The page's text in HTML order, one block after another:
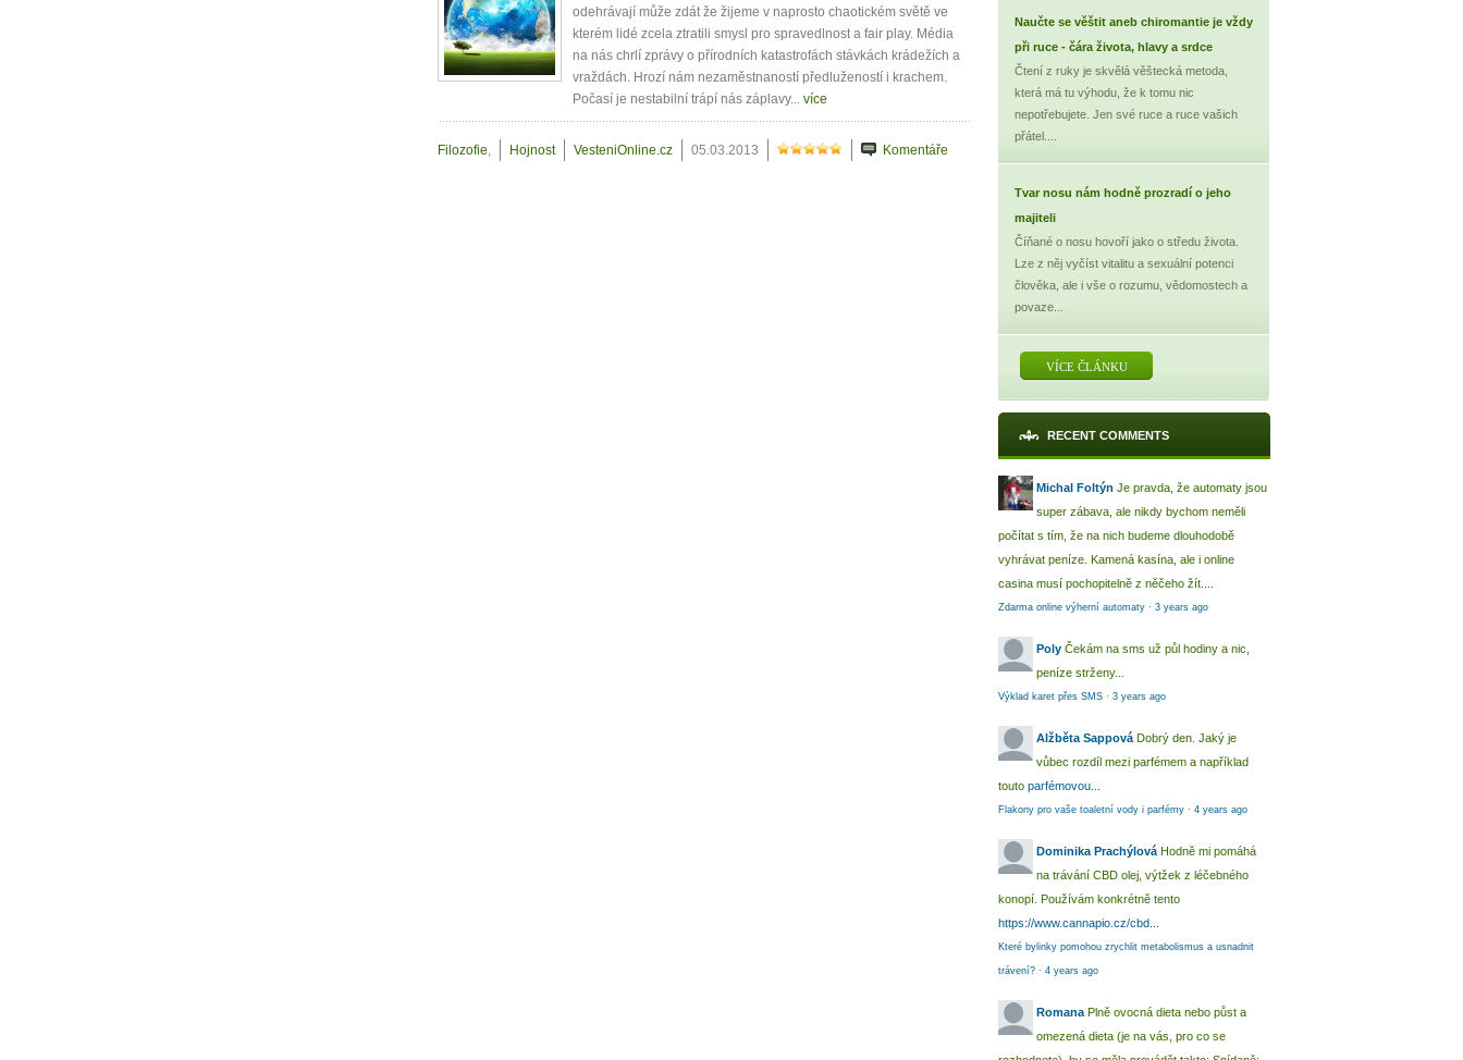
odehrávají může zdát že žijeme v naprosto chaotickém světě ve
kterém lidé zcela ztratili smysl pro spravedlnost a fair play. Média
na nás chrlí zprávy o přírodních katastrofách stávkách krádežích a
vraždách. Hrozí nám nezaměstnaností předlužeností i krachem.
Počasí je nestabilní trápí nás záplavy... více
Filozofie, Hojnost VesteniOnline.cz 05.03.2013 Komentáře
Naučte se věštit aneb chiromantie je vždy
při ruce - čára života, hlavy a srdce
Čtení z ruky je skvělá věštecká metoda,
která má tu výhodu, že k tomu nic
nepotřebujete. Jen své ruce a ruce vašich
přátel....
Tvar nosu nám hodně prozradí o jeho
majiteli
Číňané o nosu hovoří jako o středu života.
Lze z něj vyčíst vitalitu a sexuální potenci
člověka, ale i vše o rozumu, vědomostech a
povaze...
VÍCE ČLÁNKU
RECENT COMMENTS
Michal Foltýn Je pravda, že automaty jsou
super zábava, ale nikdy bychom neměli
počítat s tím, že na nich budeme dlouhodobě
vyhrávat peníze. Kamená kasína, ale i online
casina musí pochopitelně z něčeho žít....
Zdarma online výherní automaty · 3 years ago
Poly Čekám na sms už půl hodiny a nic,
peníze strženy...
Výklad karet přes SMS · 3 years ago
Alžběta Sappová Dobrý den. Jaký je
vůbec rozdíl mezi parfémem a například
touto parfémovou...
Flakony pro vaše toaletní vody i parfémy · 4 years ago
Dominika Prachýlová Hodně mi pomáhá
na trávání CBD olej, výtžek z léčebného
konopí. Používám konkrétně tento
https://www.cannapio.cz/cbd...
Které bylinky pomohou zrychlit metabolismus a usnadnit
trávení? · 4 years ago
Romana Plně ovocná dieta nebo půst a
omezená dieta (je na vás, pro co se